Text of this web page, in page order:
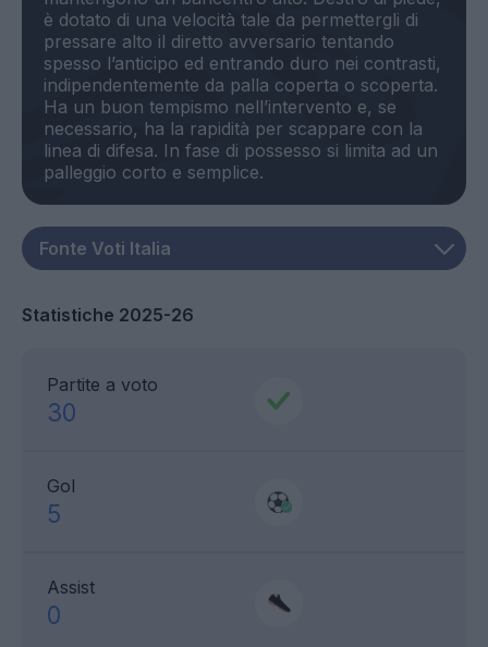
è dotato di una velocità tale da permettergli di
pressare alto il diretto avversario tentando
spesso l’anticipo ed entrando duro nei contrasti,
indipendentemente da palla coperta o scoperta.
Ha un buon tempismo nell’intervento e, se
necessario, ha la rapidità per scappare con la
linea di difesa. In fase di possesso si limita ad un
Statistiche 2025-26
Partite a voto
30
Gol
5
Assist
0